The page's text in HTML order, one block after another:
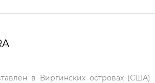
в Виргинских островах